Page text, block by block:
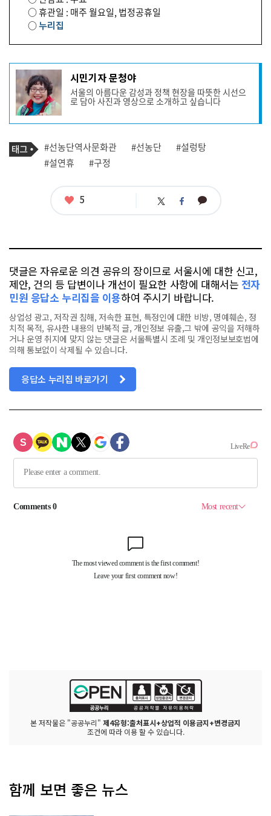
○ 휴관일 : 매주 월요일, 법정공휴일
○누리집
기
사
작
성
자
프
필
시민기자 문청야
서울의 아름다운 감성과 정책 현장을 따뜻한 시선으
로 담아 사진과 영상으로 소개하고 싶습니다
기
사
관
련
태
그
#선농단역사문화관 #선농단
#설렁탕
#설연휴
#구정
좋
5 트 페 카
댓글은 자유로운 의견 공유의 장이므로 서울시에 대한 신고,
제안, 건의 등 답변이나 개선이 필요한 사항에 대해서는 전자
민원 응답소 누리집을 이용하여 주시기 바랍니다.
상업성 광고, 저작권 침해, 저속한 표현, 특정인에 대한 비방, 명예훼손, 정
치적 목적, 유사한 내용의 반복적 글, 개인정보 유출,그 밖에 공익을 저해하
거나 운영 취지에 맞지 않는 댓글은 서울특별시 조례 및 개인정보보호법에
의해 통보없이 삭제될 수 있습니다.
응답소 누리집 바로가기
본 저작물은 "공공누리" 제4유형:출처표시+상업적 이용금지+변경금지
조건에 따라 이용 할 수 있습니다.
함께 보면 좋은 뉴스